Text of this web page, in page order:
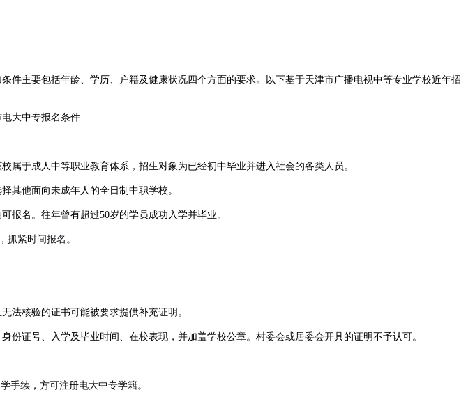
条件主要包括年龄、学历、户籍及健康状况四个方面的要求。以下基于天津市广播电视中等专业学校近年招
于成人中等职业教育体系，招生对象为已经初中毕业并进入社会的各类人员。
他面向未成年人的全日制中职学校。
名。往年曾有超过50岁的学员成功入学并毕业。
，抓紧时间报名。
核验的证书可能被要求提供补充证明。
证号、入学及毕业时间、在校表现，并加盖学校公章。村委会或居委会开具的证明不予认可。
续，方可注册电大中专学籍。